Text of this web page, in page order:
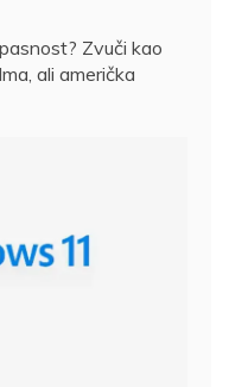
Zvuči kao
ali američka